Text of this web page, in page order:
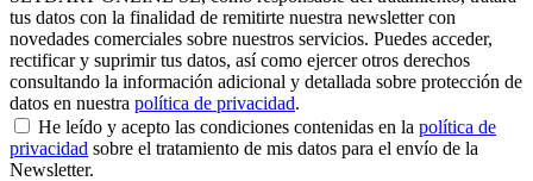
tus datos con la finalidad de remitirte nuestra newsletter con
novedades comerciales sobre nuestros servicios. Puedes acceder,
rectificar y suprimir tus datos, así como ejercer otros derechos
consultando la información adicional y detallada sobre protección de
datos en nuestra política de privacidad.
He leído y acepto las condiciones contenidas en la política de
privacidad sobre el tratamiento de mis datos para el envío de la
Newsletter.